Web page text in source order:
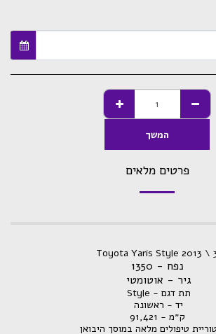
המשך
פרטים מלאים
Toyota Yaris Style 2013 \
נפח - 1350
גיר - אוטומטי
תת דגם - Style
יד - ראשונה
ק״מ - 91,421
טיפולים מלאה במוסך היבואן